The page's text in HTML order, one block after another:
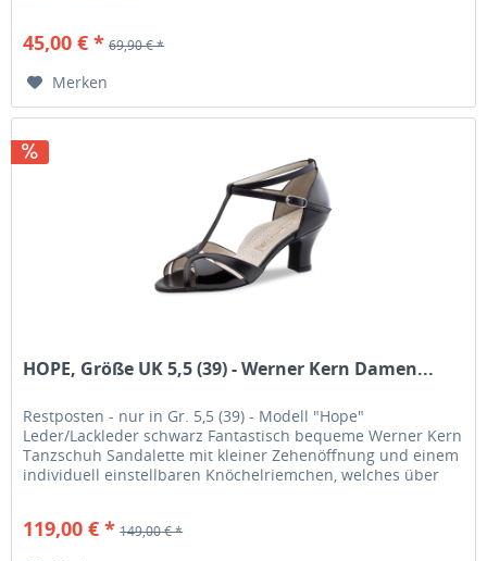
45,00 € * 69,90 € *
Merken
HOPE, Größe UK 5,5 (39) - Werner Kern Damen...
Restposten - nur in Gr. 5,5 (39) - Modell "Hope"
Leder/Lackleder schwarz Fantastisch bequeme Werner Kern
Tanzschuh Sandalette mit kleiner Zehenöffnung und einem
individuell einstellbaren Knöchelriemchen, welches über
119,00 € * 149,00 € *